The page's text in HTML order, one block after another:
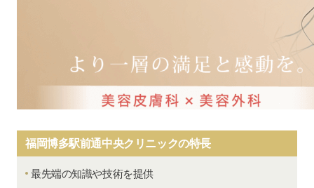
福岡博多駅前通中央クリニックの特長
最先端の知識や技術を提供